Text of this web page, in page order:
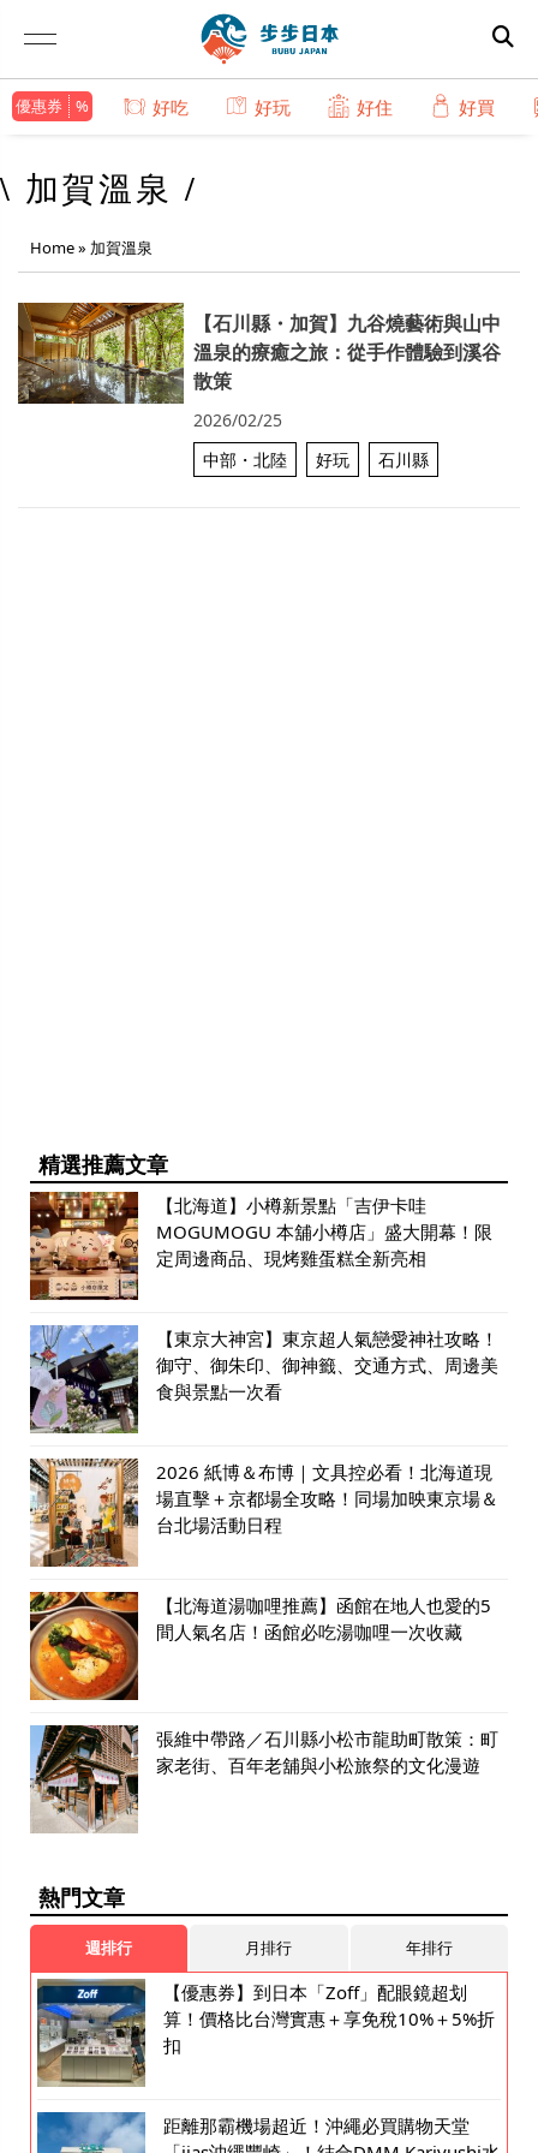
優惠券 好吃 好玩 好住 好買
\ 加賀溫泉 /
Home» 加賀溫泉
【石川縣・加賀】九谷燒藝術與山中
溫泉的療癒之旅：從手作體驗到溪谷
散策
2026/02/25
中部・北陸
好玩 石川縣
精選推薦文章
【北海道】小樽新景點「吉伊卡哇
MOGUMOGU 本舖小樽店」盛大開幕！限
定周邊商品、現烤雞蛋糕全新亮相
【東京大神宮】東京超人氣戀愛神社攻略！
御守、御朱印、御神籤、交通方式、周邊美
食與景點一次看
2026 紙博＆布博｜文具控必看！北海道現
場直擊＋京都場全攻略！同場加映東京場＆
台北場活動日程
【北海道湯咖哩推薦】函館在地人也愛的5
間人氣名店！函館必吃湯咖哩一次收藏
張維中帶路／石川縣小松市龍助町散策：町
家老街、百年老舖與小松旅祭的文化漫遊
熱門文章
週排行 月排行 年排行
【優惠券】到日本「Zoff」配眼鏡超划
算！價格比台灣實惠＋享免稅10%＋5%折
扣
距離那霸機場超近！沖繩必買購物天堂